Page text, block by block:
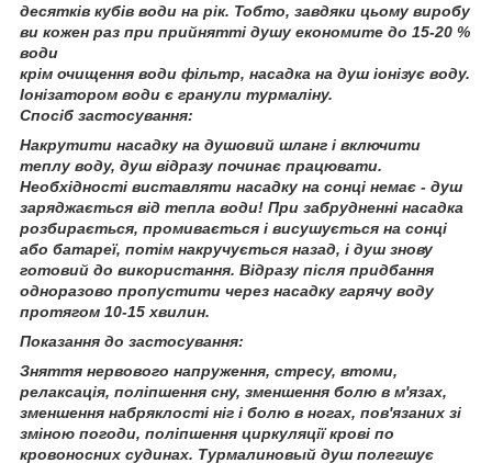
десятків кубів води на рік. Тобто, завдяки цьому виробу
ви кожен раз при прийнятті душу економите до 15-20 %
води
крім очищення води фільтр, насадка на душ іонізує воду.
Іонізатором води є гранули турмаліну.
Спосіб застосування:
Накрутити насадку на душовий шланг і включити
теплу воду, душ відразу починає працювати.
Необхідності виставляти насадку на сонці немає - душ
заряджається від тепла води! При забрудненні насадка
розбирається, промивається і висушується на сонці
або батареї, потім накручується назад, і душ знову
готовий до використання. Відразу після придбання
одноразово пропустити через насадку гарячу воду
протягом 10-15 хвилин.
Показання до застосування:
Зняття нервового напруження, стресу, втоми,
релаксація, поліпшення сну, зменшення болю в м'язах,
зменшення набряклості ніг і болю в ногах, пов'язаних зі
зміною погоди, поліпшення циркуляції крові по
кровоносних судинах. Турмалиновый душ полегшує